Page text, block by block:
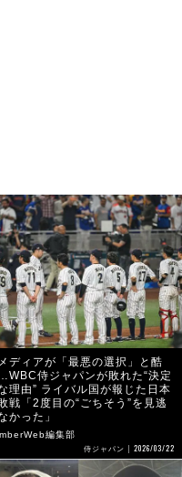
ディアが「最悪の選択」と酷
侍ジャパンが敗れた“決定
理由” ライバル国が報じた日本
戦「2度目の“ごちそう”を見逃
かった」
編集部
侍ジャパン 2026/03/22